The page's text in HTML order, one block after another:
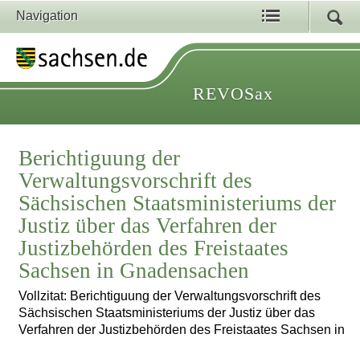
Navigation
REVOSax
Berichtiguung der
Verwaltungsvorschrift des
Sächsischen Staatsministeriums der
Justiz über das Verfahren der
Justizbehörden des Freistaates
Sachsen in Gnadensachen
Vollzitat: Berichtiguung der Verwaltungsvorschrift des
Sächsischen Staatsministeriums der Justiz über das
Verfahren der Justizbehörden des Freistaates Sachsen in